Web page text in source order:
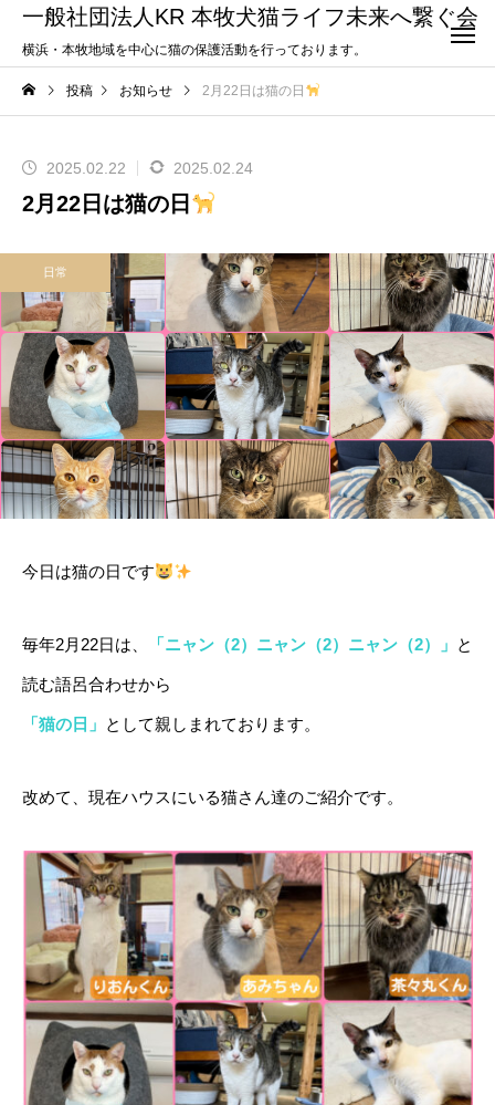
一般社団法人KR 本牧犬猫ライフ未来へ繋ぐ会
横浜・本牧地域を中心に猫の保護活動を行っております。
投稿 お知らせ 2月22日は猫の日
2025.02.22 2025.02.24
2月22日は猫の日
日常
今日は猫の日です
毎年2月22日は、 「ニャン（2）ニャン（2）ニャン（2）」 と
読む語呂合わせから
「猫の日」 として親しまれております。
改めて、現在ハウスにいる猫さん達のご紹介です。